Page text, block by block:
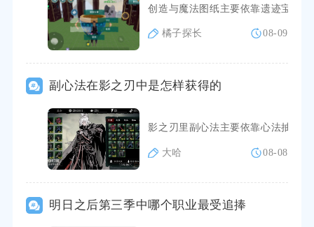
创造与魔法图纸主要依靠遗迹宝箱
橘子探长 08-09
副心法在影之刃中是怎样获得的
影之刃里副心法主要依靠心法抽取
大哈 08-08
明日之后第三季中哪个职业最受追捧